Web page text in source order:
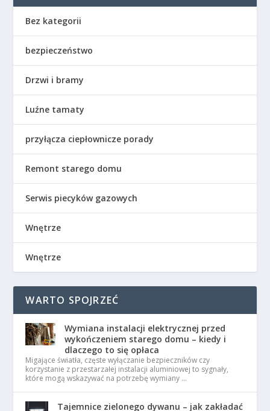
Bez kategorii
bezpieczeństwo
Drzwi i bramy
Luźne tamaty
przyłącza ciepłownicze porady
Remont starego domu
Serwis piecyków gazowych
Wnętrze
Wnętrze
WARTO SPOJRZEĆ
Wymiana instalacji elektrycznej przed
wykończeniem starego domu – kiedy i
dlaczego to się opłaca
Migające światła, częste wyłączanie bezpieczników czy
korzystanie z przestarzałej instalacji aluminiowej to sygnały,
które mogą wskazywać na potrzebę wymiany …
Tajemnice zielonego dywanu – jak zakładać